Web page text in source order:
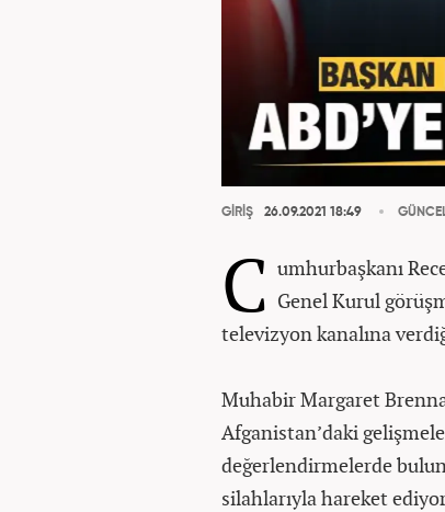
GİRİŞ 26.09.2021 18:49
C umhurbaşkanı
Genel Kurul
televizyon kanalına
Muhabir Margaret
Afganistan’daki
değerlendirmelerde
silahlarıyla hareket